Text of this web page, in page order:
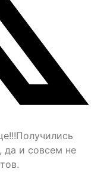
да и совсем не